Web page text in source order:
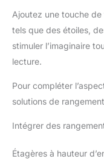
Ajoutez une touche
tels que des étoiles,
stimuler l’imaginaire
lecture.
Pour compléter
solutions de
Intégrer des
Étagères à hauteur